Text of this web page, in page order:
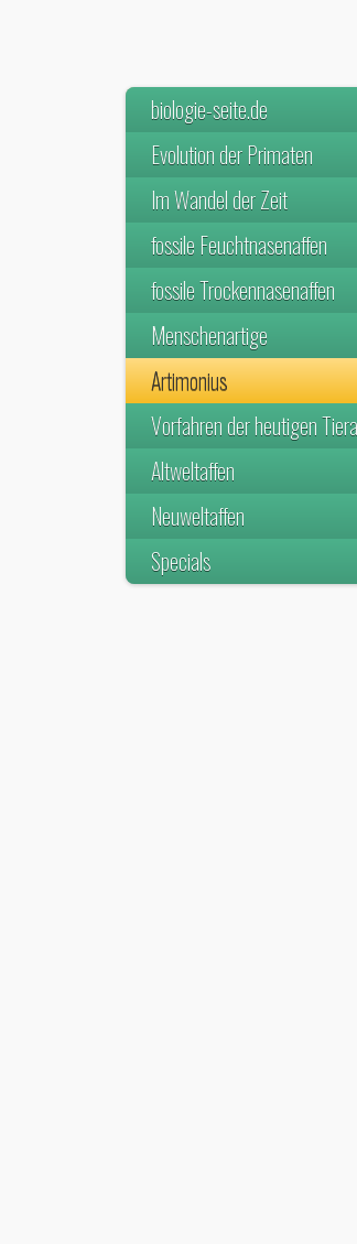
biologie-seite.de
Evolution der Primaten
Im Wandel der Zeit
fossile Feuchtnasenaffen
fossile Trockennasenaffen
Menschenartige
Artimonius
Vorfahren der heutigen
Altweltaffen
Neuweltaffen
Specials